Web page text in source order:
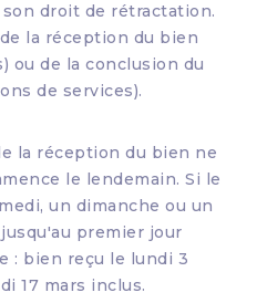
droit de rétractation.
la réception du bien
ou de la conclusion du
de services).
la réception du bien ne
le lendemain. Si le
un dimanche ou un
premier jour
: bien reçu le lundi 3
17 mars inclus.